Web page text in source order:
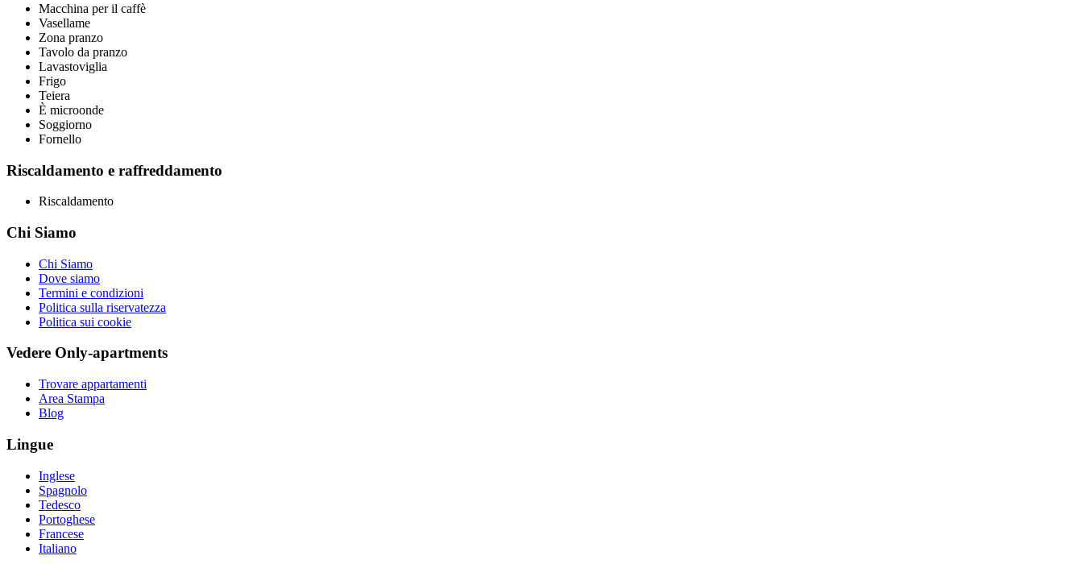
Macchina per il caffè
Vasellame
Zona pranzo
Tavolo da pranzo
Lavastoviglia
Frigo
Teiera
È microonde
Soggiorno
Fornello
Riscaldamento e raffreddamento
Riscaldamento
Chi Siamo
Chi Siamo
Dove siamo
Termini e condizioni
Politica sulla riservatezza
Politica sui cookie
Vedere Only-apartments
Trovare appartamenti
Area Stampa
Blog
Lingue
Inglese
Spagnolo
Tedesco
Portoghese
Francese
Italiano